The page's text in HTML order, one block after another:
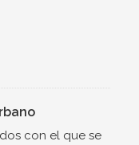
con el que se